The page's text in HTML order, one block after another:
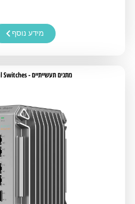
מידע נוסף
מתגים תעשייתיים - Industrial Switches